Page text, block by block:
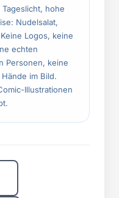
hohe
Nudelsalat,
Logos, keine
echten
Personen, keine
im Bild.
Illustrationen